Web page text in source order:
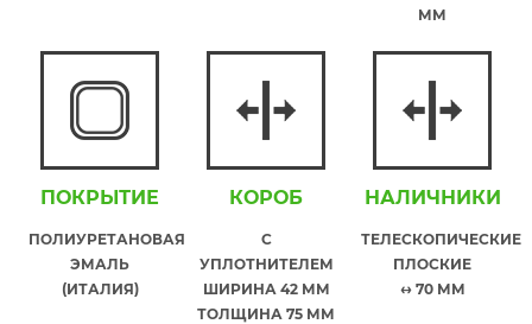
ММ
ПОКРЫТИЕ
ПОЛИУРЕТАНОВАЯ
ЭМАЛЬ
(ИТАЛИЯ)
КОРОБ
С
УПЛОТНИТЕЛЕМ
ШИРИНА 42 ММ
ТОЛЩИНА 75 ММ
НАЛИЧНИКИ
ТЕЛЕСКОПИЧЕСКИЕ
ПЛОСКИЕ
↔ 70 ММ